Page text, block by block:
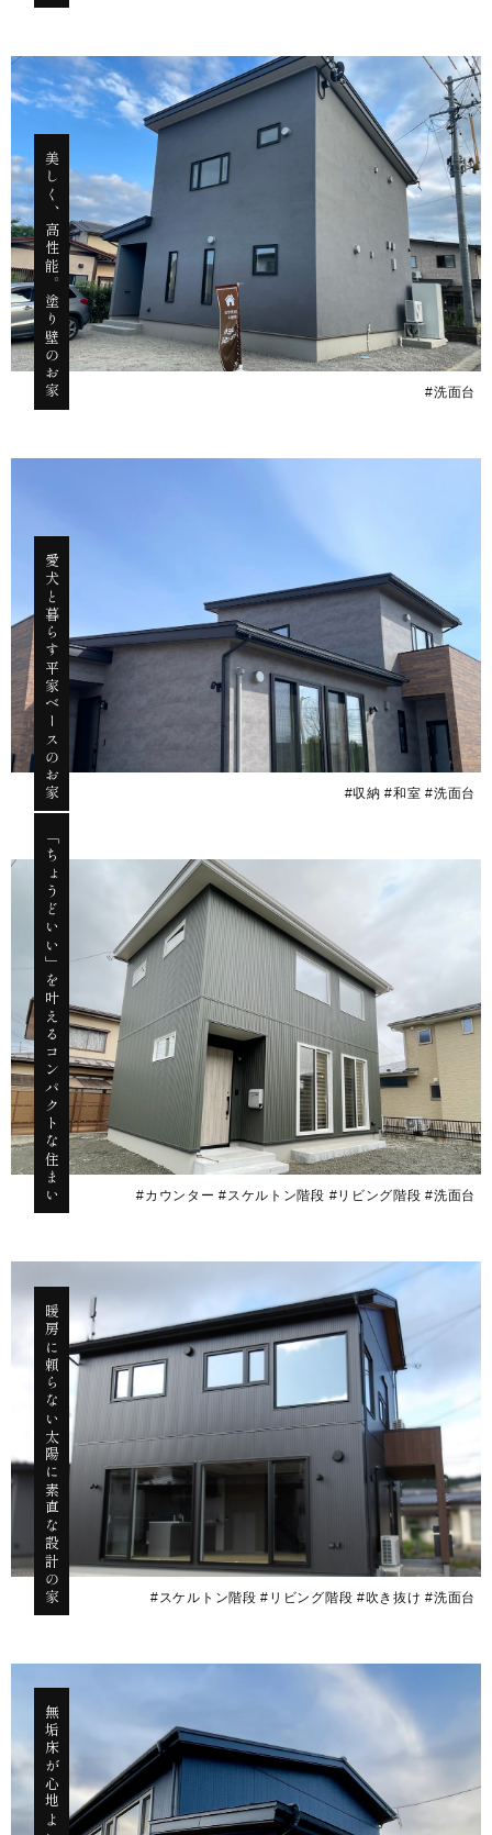
美しく、高性能。塗り壁のお家 #洗面台
愛犬と暮らす平家ベースのお家 #収納 #和室 #洗面台
「ちょうどいい」を叶えるコンパクトな住まい #カウンター #スケルトン階段 #リビング階段 #洗面台
暖房に頼らない太陽に素直な設計の家 #スケルトン階段 #リビング階段 #吹き抜け #洗面台